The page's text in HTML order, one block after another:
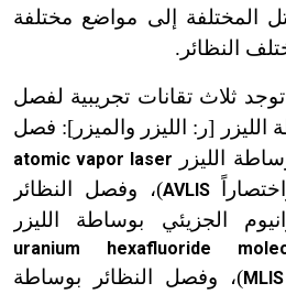
المختلفة إلى مواضع مختلفة
النظائر.
توجد ثلاث تقانات تجريبية لفصل
الليزر [ر: الليزر والميزر]: فصل
الليزر
atomic vapor laser
AVLIS)، وفصل النظائر
الجزيئي بوساطة الليزر
uranium hexafluoride
MLIS)، وفصل النظائر بوساطة